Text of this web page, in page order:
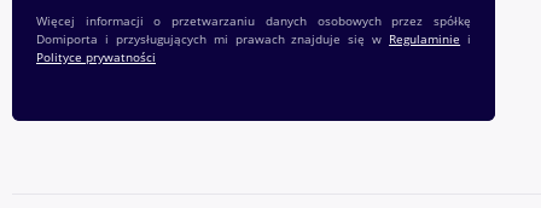
Więcej informacji o przetwarzaniu danych osobowych przez spółkę
Domiporta i przysługujących mi prawach znajduje się w Regulaminie i
Polityce prywatności